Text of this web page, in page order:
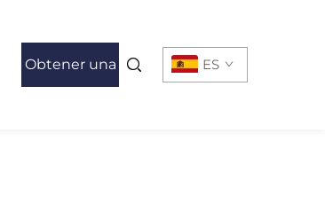
Obtener una ES